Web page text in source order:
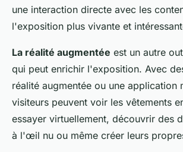
une interaction directe avec les
l'exposition plus vivante et
La réalité augmentée est un autre
qui peut enrichir l'exposition. Avec
réalité augmentée ou une application
visiteurs peuvent voir les vêtements
essayer virtuellement, découvrir des
à l'œil nu ou même créer leurs